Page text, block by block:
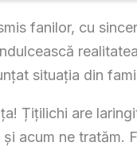
fanilor, cu
situația din
Țițilichi are
acum ne tratăm.